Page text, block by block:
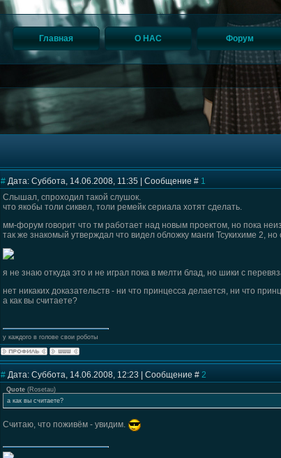
Главная О НАС Форум
# Дата: Суббота, 14.06.2008, 11:35 | Сообщение # 1
Слышал, спроходил такой слушок.
что якобы толи сиквел, толи ремейк сериала хотят сделать.
мм-форум говорит что тм работает над новым проектом, но пока
так же знакомый утверждал что видел обложку манги Тсукихиме 2,
я не знаю откуда это и не играл пока в мелти блад, но шики с
нет никаких доказательств - ни что принцесса делается, ни что
а как вы считаете?
у каждого в голове свои роботы
# Дата: Суббота, 14.06.2008, 12:23 | Сообщение # 2
Quote (Rosetau)
а как вы считаете?
Считаю, что поживём - увидим.